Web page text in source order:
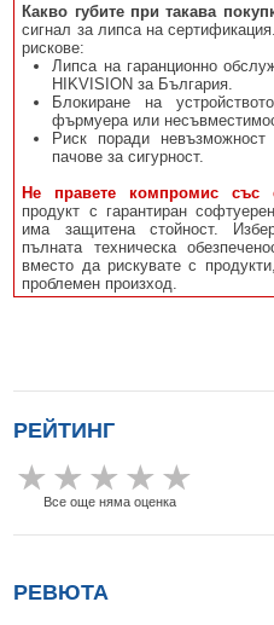
Какво губите при такава
сигнал за липса на
рискове:
Липса на гаранционно
HIKVISION за България.
Блокиране на
фърмуера или
Риск поради
пачове за сигурност.
Не правете компромис със
продукт с гарантиран
има защитена стойност.
пълната техническа
вместо да рискувате с
проблемен произход.
РЕЙТИНГ
Все още няма оценка
РЕВЮТА